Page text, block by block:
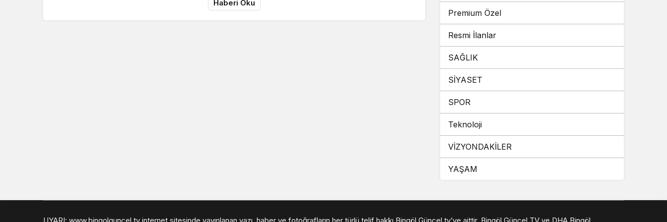
Haberi Oku
Premium Özel
Resmi İlanlar
SAĞLIK
SİYASET
SPOR
Teknoloji
VİZYONDAKİLER
YAŞAM